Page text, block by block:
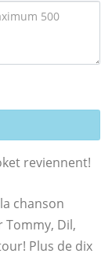
reviennent!
chanson
Dil,
Plus de dix